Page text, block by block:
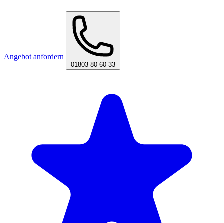
Angebot anfordern
01803 80 60 33